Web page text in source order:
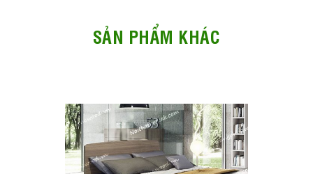
SẢN PHẨM KHÁC